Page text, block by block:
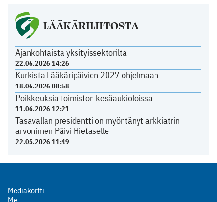
LÄÄKÄRILIITOSTA
Ajankohtaista yksityissektorilta
22.06.2026 14:26
Kurkista Lääkäripäivien 2027 ohjelmaan
18.06.2026 08:58
Poikkeuksia toimiston kesäaukioloissa
11.06.2026 12:21
Tasavallan presidentti on myöntänyt arkkiatrin
arvonimen Päivi Hietaselle
22.05.2026 11:49
Mediakortti
Me